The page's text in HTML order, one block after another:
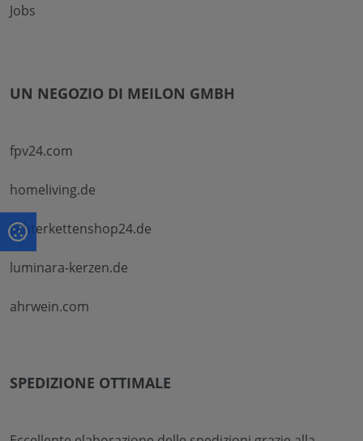
Jobs
UN NEGOZIO DI MEILON GMBH
fpv24.com
homeliving.de
lichterkettenshop24.de
luminara-kerzen.de
ahrwein.com
SPEDIZIONE OTTIMALE